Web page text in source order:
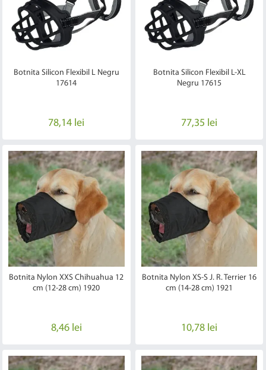
Botnita Silicon Flexibil L Negru
17614
78,14 lei
Botnita Silicon Flexibil L-XL
Negru 17615
77,35 lei
Botnita Nylon XXS Chihuahua 12
cm (12-28 cm) 1920
8,46 lei
Botnita Nylon XS-S J. R. Terrier 16
cm (14-28 cm) 1921
10,78 lei